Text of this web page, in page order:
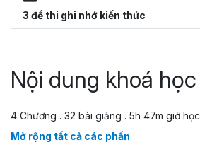
3 đề thi ghi nhớ kiến thức
Nội dung khoá học
4 Chương . 32 bài giảng . 5h 47m giờ học
Mở rộng tất cả các phần